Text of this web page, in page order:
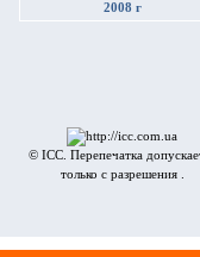
2008 г
© ICC. Перепечатка
только с разрешения .